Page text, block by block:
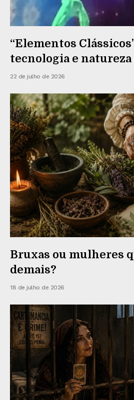
“Elementos
tecnologia e
22 de julho de 2026
Bruxas ou mulheres
demais?
18 de julho de 2026